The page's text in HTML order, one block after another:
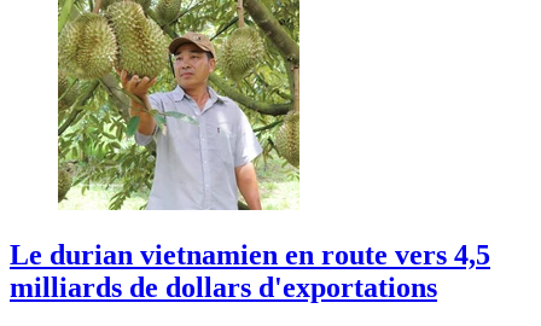
Le durian vietnamien en route vers 4,5
milliards de dollars d'exportations